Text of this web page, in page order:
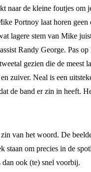
de kleine foutjes om
Portnoy laat horen
lagere stem van Mike
Randy George. Pas
gezien die de meest
zuiver. Neal is een
band er zin in heeft.
van het woord. De
om precies in de
ook (te) snel voorbij.